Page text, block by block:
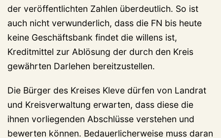
der veröffentlichten Zahlen überdeutlich. So ist
auch nicht verwunderlich, dass die FN bis heute
keine Geschäftsbank findet die willens ist,
Kreditmittel zur Ablösung der durch den Kreis
gewährten Darlehen bereitzustellen.
Die Bürger des Kreises Kleve dürfen von Landrat
und Kreisverwaltung erwarten, dass diese die
ihnen vorliegenden Abschlüsse verstehen und
bewerten können. Bedauerlicherweise muss daran